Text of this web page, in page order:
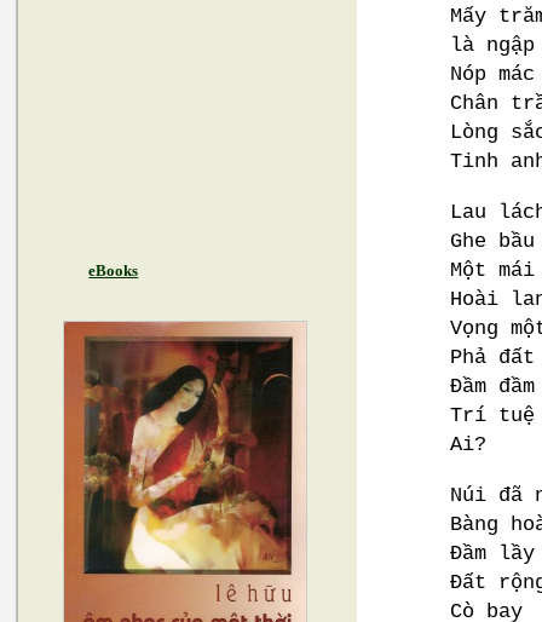
eBooks
Mấy
là ngập
Nóp mác
Chân
Lòng
Tinh
Lau
Ghe
Một mái
Hoài
Vọng
Phả
Đầm
Trí tuệ
Ai?
Núi đã
Bàng
Đầm
Đất
Cò bay